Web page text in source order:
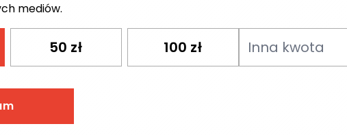
mediów.
50 zł 100 zł